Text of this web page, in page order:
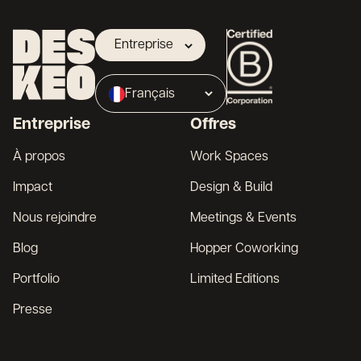
Entreprise
Propriétaire
Broker
Français
Entreprise
À propos
Impact
Nous rejoindre
Blog
Portfolio
Presse
Offres
Work Spaces
Design & Build
Meetings & Events
Hopper Coworking
Limited Editions